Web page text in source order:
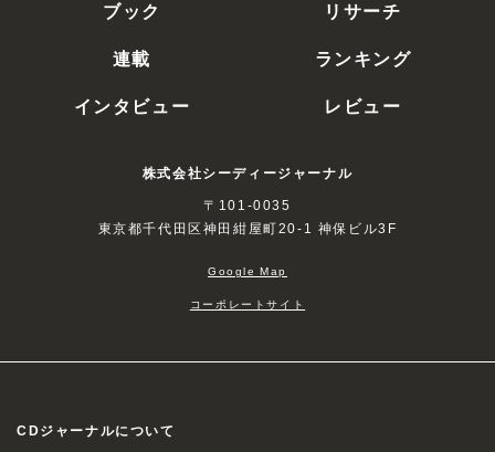
ブック
リサーチ
連載
ランキング
インタビュー
レビュー
株式会社シーディージャーナル
〒101-0035
東京都千代田区神田紺屋町20-1 神保ビル3F
Google Map
コーポレートサイト
CDジャーナルについて